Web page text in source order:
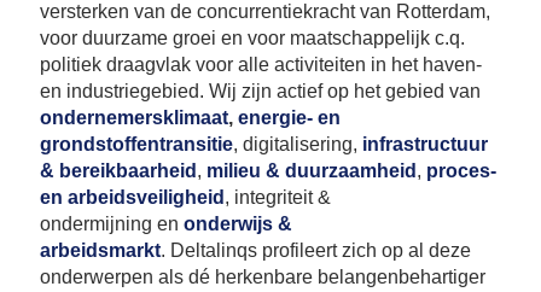
versterken van de concurrentiekracht van Rotterdam,
voor duurzame groei en voor maatschappelijk c.q.
politiek draagvlak voor alle activiteiten in het haven-
en industriegebied. Wij zijn actief op het gebied van
ondernemersklimaat, energie- en
grondstoffentransitie, digitalisering, infrastructuur
& bereikbaarheid , milieu & duurzaamheid , proces-
en arbeidsveiligheid , integriteit &
ondermijning en onderwijs &
arbeidsmarkt. Deltalinqs profileert zich op al deze
onderwerpen als dé herkenbare belangenbehartiger